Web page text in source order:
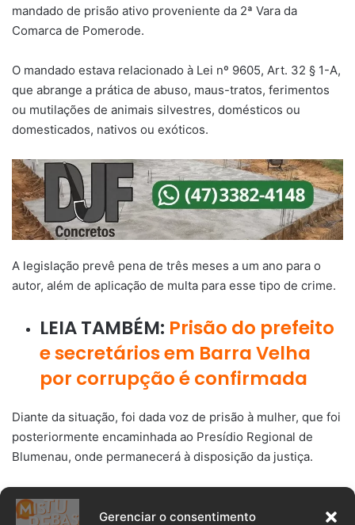
Gerenciar o consentimento
mandado de prisão ativo proveniente da 2ª Vara da
Comarca de Pomerode.
O mandado estava relacionado à Lei nº 9605, Art. 32 § 1-A,
que abrange a prática de abuso, maus-tratos, ferimentos
ou mutilações de animais silvestres, domésticos ou
domesticados, nativos ou exóticos.
A legislação prevê pena de três meses a um ano para o
autor, além de aplicação de multa para esse tipo de crime.
LEIA TAMBÉM: Prisão do prefeito
e secretários em Barra Velha
por corrupção é confirmada
Diante da situação, foi dada voz de prisão à mulher, que foi
posteriormente encaminhada ao Presídio Regional de
Blumenau, onde permanecerá à disposição da justiça.
apreendida lei ambiental